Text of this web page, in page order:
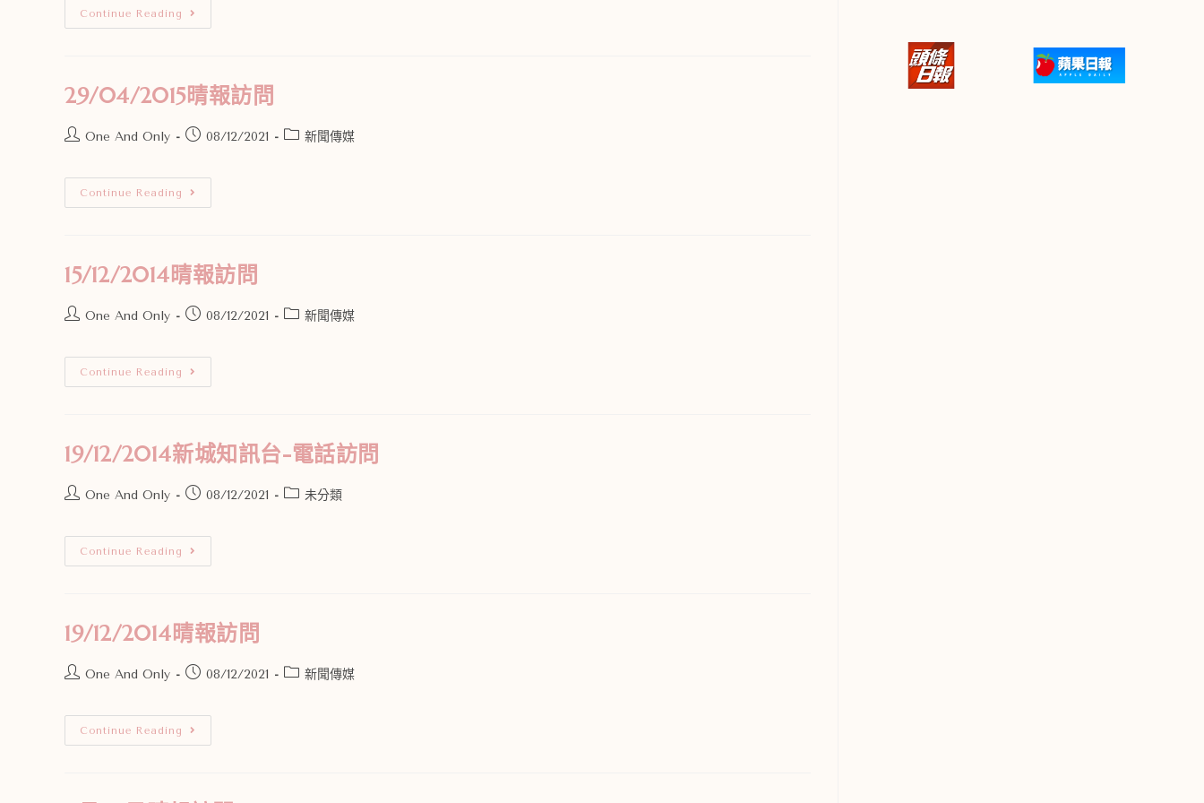
Continue Reading
29/04/2015晴報訪問
One And Only 08/12/2021 新聞傳媒
Continue Reading
15/12/2014晴報訪問
One And Only 08/12/2021 新聞傳媒
Continue Reading
19/12/2014新城知訊台-電話訪問
One And Only 08/12/2021 未分類
Continue Reading
19/12/2014晴報訪問
One And Only 08/12/2021 新聞傳媒
Continue Reading